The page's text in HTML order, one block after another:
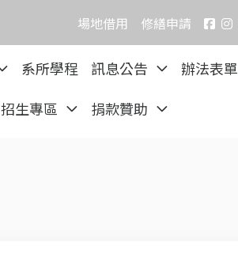
場地借用 修繕申請
系所學程 訊息公告 辦法表單
招生專區 捐款贊助